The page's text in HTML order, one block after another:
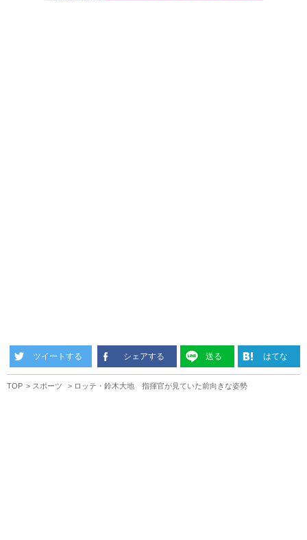
ツイートする シェアする 送る はてな
TOP スポーツ ロッテ・鈴木大地 指揮官が見ていた前向きな姿勢